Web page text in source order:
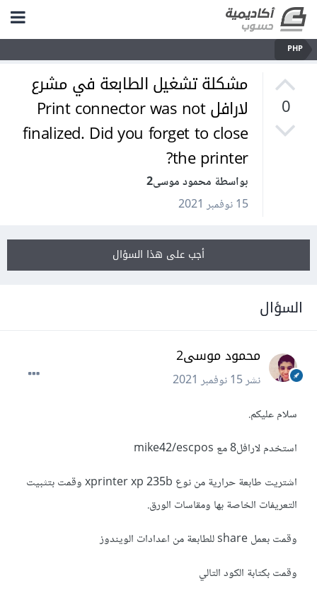
PHP
0
مشكلة تشغيل الطابعة في مشرع
لارافل Print connector was not
finalized. Did you forget to close
the printer?
بواسطة محمود موسى2
15 نوفمبر 2021
أجب على هذا السؤال
السؤال
محمود موسى2
نشر15 نوفمبر 2021
سلام عليكم.
استخدم لارافل8 مع mike42/escpos
اشتريت طابعة حرارية من نوع xprinter xp 235b وقمت بتثبيت
التعريفات الخاصة بها ومقاسات الورق.
وقمت بعمل share للطابعة من اعدادات الويندوز
وقمت بكتابة الكود التالي